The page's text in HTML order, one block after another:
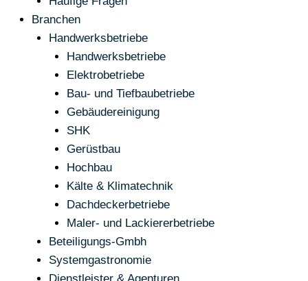
Branchen
Handwerksbetriebe
Handwerksbetriebe
Elektrobetriebe
Bau- und Tiefbaubetriebe
Gebäudereinigung
SHK
Gerüstbau
Hochbau
Kälte & Klimatechnik
Dachdeckerbetriebe
Maler- und Lackiererbetriebe
Beteiligungs-Gmbh
Systemgastronomie
Dienstleister & Agenturen